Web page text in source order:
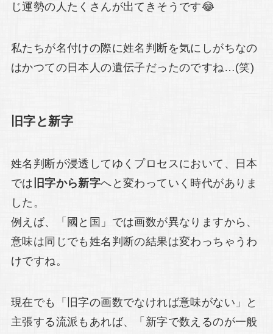
じ運勢の人たくさんが出てきそうです😂
私たちが名付けの際に姓名判断を気にしがちなの
はかつての日本人の遺伝子だったのですね…(笑)
旧字と新字
姓名判断が浸透してゆくプロセスにおいて、日本
では 旧字から新字へと変わっていく時代がありま
した。
例えば、「國と国」では画数が異なりますから、
意味は同じでも姓名判断の結果は変わっちゃうわ
けですね。
現在でも「旧字の画数でなければ意味がない」と
主張する流派もあれば、「新字で数えるのが一般